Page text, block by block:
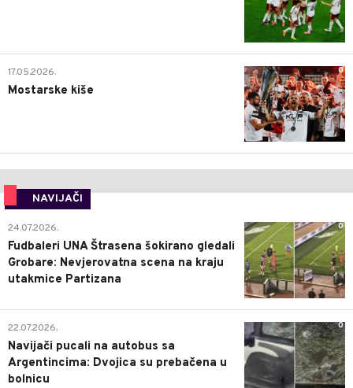
0
17.05.2026.
Mostarske kiše
NAVIJAČI
0
24.07.2026.
Fudbaleri UNA Štrasena šokirano gledali
Grobare: Nevjerovatna scena na kraju
utakmice Partizana
0
22.07.2026.
Navijači pucali na autobus sa
Argentincima: Dvojica su prebačena u
bolnicu